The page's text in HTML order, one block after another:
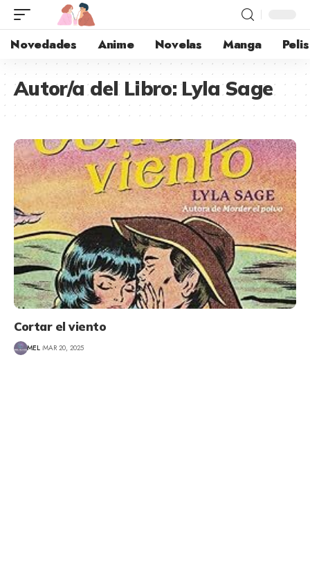
Novedades Anime Novelas Manga Pelis
Autor/a del Libro:Lyla Sage
Cortar el viento
MEL MAR 20, 2025